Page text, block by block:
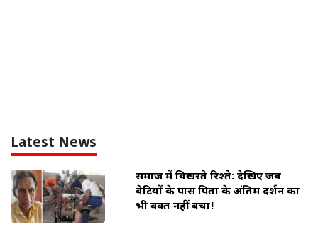
Latest News
समाज में बिखरते रिश्ते: देखिए जब
बेटियों के पास पिता के अंतिम दर्शन का
भी वक्त नहीं बचा!